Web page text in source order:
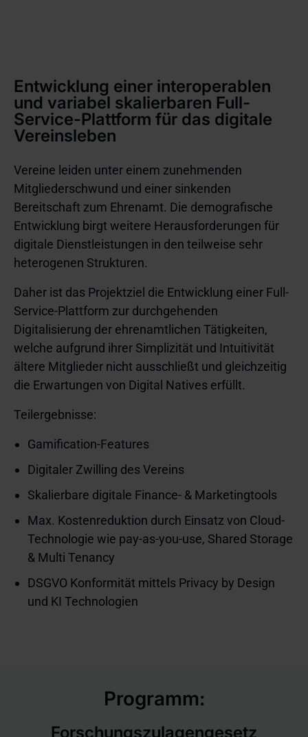
Entwicklung einer interoperablen
und variabel skalierbaren Full-
Service-Plattform für das digitale
Vereinsleben
Vereine leiden unter einem zunehmenden
Mitgliederschwund und einer sinkenden
Bereitschaft zum Ehrenamt. Die demografische
Entwicklung birgt weitere Herausforderungen für
digitale Dienstleistungen in den teilweise sehr
heterogenen Strukturen.
Daher ist das Projektziel die Entwicklung einer Full-
Service-Plattform zur durchgehenden
Digitalisierung der ehrenamtlichen Tätigkeiten,
welche aufgrund ihrer Simplizität und Intuitivität
ältere Mitglieder nicht ausschließt und gleichzeitig
die Erwartungen von Digital Natives erfüllt.
Teilergebnisse:
Gamification-Features
Digitaler Zwilling des Vereins
Skalierbare digitale Finance- & Marketingtools
Max. Kostenreduktion durch Einsatz von Cloud-
Technologie wie pay-as-you-use, Shared Storage
& Multi Tenancy
DSGVO Konformität mittels Privacy by Design
und KI Technologien
Programm:
Forschungszulagengesetz